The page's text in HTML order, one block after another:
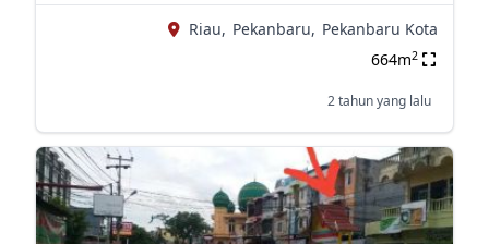
Riau, Pekanbaru, Pekanbaru Kota
664m2
2 tahun yang lalu